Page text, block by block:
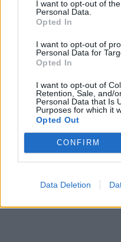
I want to opt-out of
Personal Data.
Opted In
I want to opt-out of
Personal Data for
Opted In
I want to opt-out of
Retention, Sale, and/
Personal Data that Is
Purposes for which it
Opted Out
CONFIRM
Data Deletion
Baltijos šalys šiuo
daug“.
m., tai sakyčiau, kad
prevencijos
numatyti infliacijos.
išaugimus, tokius
regionuose, tai yra
daugiau naudos iš